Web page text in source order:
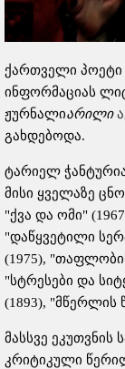
ქართველი
ინფორმაციას
ჟურნალიარილი
გახდებოდა.
ტარიელ
მისი ყველაზე
"ქვა და ომი"
"დაწყვეტილი
(1975),
"სტრესები და
(1893), "მწერლის
მასსვე ეკუთვნის
კრიტიკული